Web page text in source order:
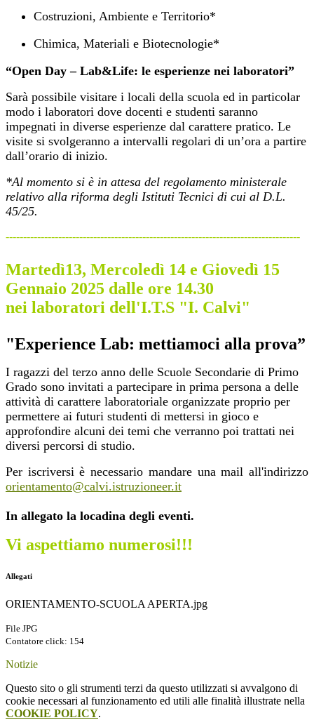
Costruzioni, Ambiente e Territorio*
Chimica, Materiali e Biotecnologie*
“Open Day – Lab&Life: le esperienze nei laboratori”
Sarà possibile visitare i locali della scuola ed in particolar
modo i laboratori dove docenti e studenti saranno
impegnati in diverse esperienze dal carattere pratico. Le
visite si svolgeranno a intervalli regolari di un’ora a partire
dall’orario di inizio.
*Al momento si è in attesa del regolamento ministerale
relativo alla riforma degli Istituti Tecnici di cui al D.L.
45/25.
------------------------------------------------------------------------------------
Martedì13, Mercoledì 14 e Giovedì 15
Gennaio 2025 dalle ore 14.30
nei laboratori dell'I.T.S "I. Calvi"
"Experience Lab: mettiamoci alla prova”
I ragazzi del terzo anno delle Scuole Secondarie di Primo
Grado sono invitati a partecipare in prima persona a delle
attività di carattere laboratoriale organizzate proprio per
permettere ai futuri studenti di mettersi in gioco e
approfondire alcuni dei temi che verranno poi trattati nei
diversi percorsi di studio.
Per iscriversi è necessario mandare una mail all'indirizzo
orientamento@calvi.istruzioneer.it
In allegato la locadina degli eventi.
Vi aspettiamo numerosi!!!
Allegati
ORIENTAMENTO-SCUOLA APERTA.jpg
File JPG
Contatore click: 154
Notizie
Questo sito o gli strumenti terzi da questo utilizzati si avvalgono di
cookie necessari al funzionamento ed utili alle finalità illustrate nella
COOKIE POLICY.